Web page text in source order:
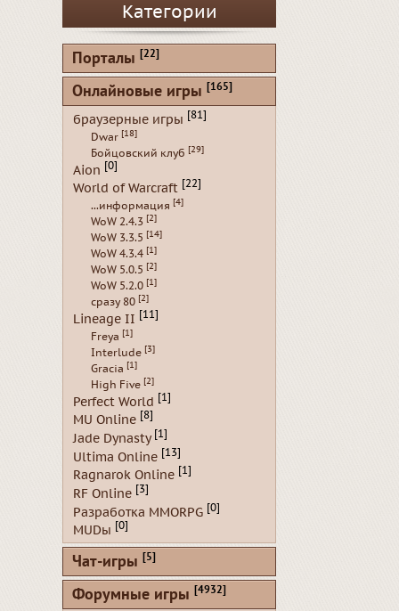
Категории
Порталы [22]
Онлайновые игры [165]
браузерные игры [81]
Dwar [18]
Бойцовский клуб [29]
Aion [0]
World of Warcraft [22]
...информация [4]
WoW 2.4.3 [2]
WoW 3.3.5 [14]
WoW 4.3.4 [1]
WoW 5.0.5 [2]
WoW 5.2.0 [1]
сразу 80 [2]
Lineage II [11]
Freya [1]
Interlude [3]
Gracia [1]
High Five [2]
Perfect World [1]
MU Online [8]
Jade Dynasty [1]
Ultima Online [13]
Ragnarok Online [1]
RF Online [3]
Разработка MMORPG [0]
MUDы [0]
Чат-игры [5]
Форумные игры [4932]